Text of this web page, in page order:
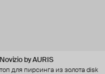
Novizio by AURIS
топ для пирсинга из золота disk